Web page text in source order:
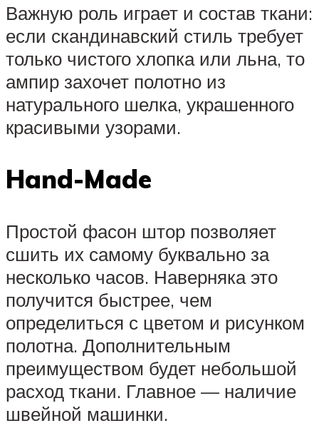
Важную роль играет и состав ткани:
если скандинавский стиль требует
только чистого хлопка или льна, то
ампир захочет полотно из
натурального шелка, украшенного
красивыми узорами.
Hand-Made
Простой фасон штор позволяет
сшить их самому буквально за
несколько часов. Наверняка это
получится быстрее, чем
определиться с цветом и рисунком
полотна. Дополнительным
преимуществом будет небольшой
расход ткани. Главное — наличие
швейной машинки.